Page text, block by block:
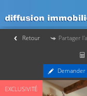
Retour Partager
EXCLUSIVITÉ